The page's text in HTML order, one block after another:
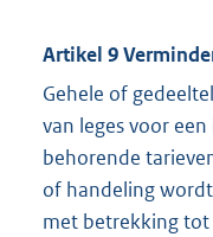
Artikel 9
Gehele of
van leges voor
behorende
of handeling
met betrekking